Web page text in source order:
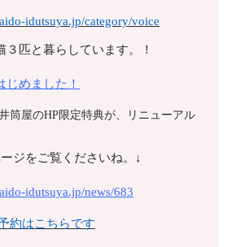
idutsuya.jp/category/voice
匹と暮らしています。！
めました！
筒屋のHP限定特典が、リニューアル
ジをご覧くださいね。↓
idutsuya.jp/news/683
約はこちらです